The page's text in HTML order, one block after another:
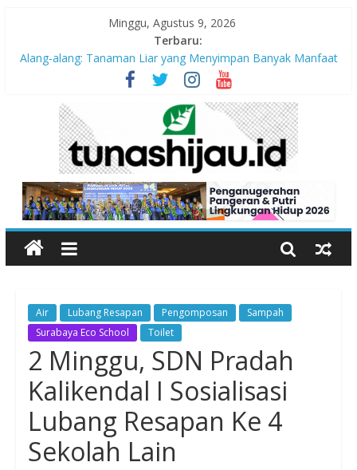
Minggu, Agustus 9, 2026
Terbaru:
Alang-alang: Tanaman Liar yang Menyimpan Banyak Manfaat
Peran Kritis Pendidik Saat Guncangan Gempa Terjadi
Sekolah Aman Gempa
Hari Anak Nasional 2026: Memastikan Setiap Anak Indonesia
Tumbuh Aman, Sehat, dan Bahagia
“Pengurangan Risiko Bencana Gempa” Webinar Nasional
Seri#305, Sabtu 18 Juli 2026
Air Lubang Resapan Pengomposan
Sampah
Surabaya Eco School
Toilet
2 Minggu, SDN Pradah
Kalikendal I Sosialisasi
Lubang Resapan Ke 4
Sekolah Lain